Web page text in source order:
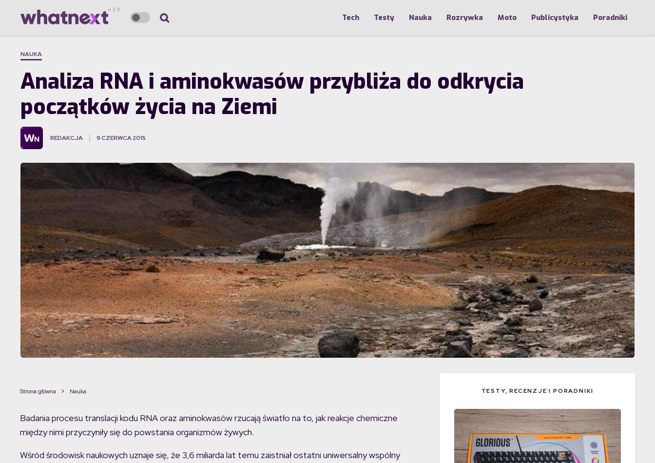
Tech Testy Nauka Rozrywka Moto Publicystyka Poradniki
NAUKA
Analiza RNA i aminokwasów przybliża do odkrycia
początków życia na Ziemi
REDAKCJA 9 CZERWCA 2015
Strona główna Nauka
Badania procesu translacji kodu RNA oraz aminokwasów rzucają światło na to, jak reakcje chemiczne
między nimi przyczyniły się do powstania organizmów żywych.
Wśród środowisk naukowych uznaje się, że 3,6 miliarda lat temu zaistniał ostatni uniwersalny wspólny
TESTY, RECENZJE I PORADNIKI